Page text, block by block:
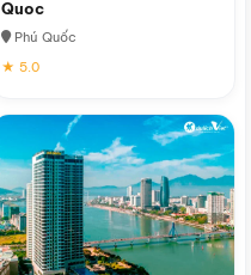
Quoc
Phú Quốc
★ 5.0